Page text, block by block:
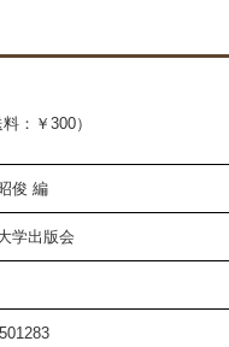
料：￥300）
俊 編
学出版会